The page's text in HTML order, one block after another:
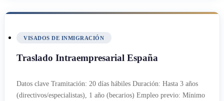
VISADOS DE INMIGRACIÓN
Traslado Intraempresarial España
Datos clave Tramitación: 20 días hábiles Duración: Hasta 3 años
(directivos/especialistas), 1 año (becarios) Empleo previo: Mínimo